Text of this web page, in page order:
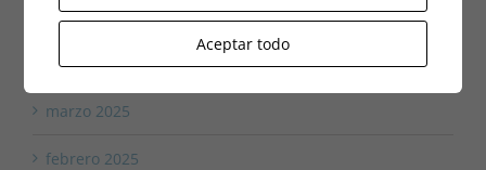
mayo 2025
abril 2025
marzo 2025
febrero 2025
Aceptar todo